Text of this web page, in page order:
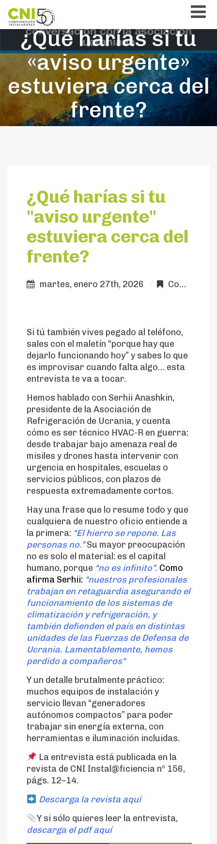
¿Qué harías si tu
«aviso urgente»
estuviera cerca del
frente?
¿Qué harías si tu
"aviso urgente"
estuviera cerca del
frente?
martes, enero 27th, 2026 Comunicación
Si tú también vives pegado al teléfono,
sales con el maletín “porque hay que
dejarlo funcionando hoy” y sabes lo que
es improvisar cuando falta algo… esta
entrevista te va a tocar.
Hemos hablado con Serhii Anashkin,
presidente de la Asociación de
Refrigeración de Ucrania, y cuenta
cómo es ser técnico HVAC-R en guerra:
desde trabajar bajo amenaza real de
misiles y drones hasta intervenir con
urgencia en hospitales, escuelas o
servicios públicos, con plazos de
respuesta extremadamente cortos.
Hay una frase que lo resume todo y que
cualquiera de nuestro oficio entiende a
la primera: “El hierro se repone. Las
personas no.”Su mayor preocupación
no es solo el material: es el capital
humano, porque “no es infinito”. Como
afirma Serhii: "nuestros profesionales
trabajan en retaguardia asegurando el
funcionamiento de los sistemas de
climatización y refrigeración, y
también defienden el país en distintas
unidades de las Fuerzas de Defensa de
Ucrania. Lamentablemente, hemos
perdido a compañeros"
Y un detalle brutalmente práctico:
muchos equipos de instalación y
servicio llevan “generadores
autónomos compactos” para poder
trabajar sin energía externa, con
herramientas e iluminación incluidas.
La entrevista está publicada en la
revista de CNI Instal@ficiencia nº 156,
págs. 12–14.
Descarga la revista aquí
Y si sólo quieres leer la entrevista,
descarga el pdf aquí